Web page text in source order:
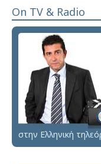
On TV & Radio
στην Ελληνική